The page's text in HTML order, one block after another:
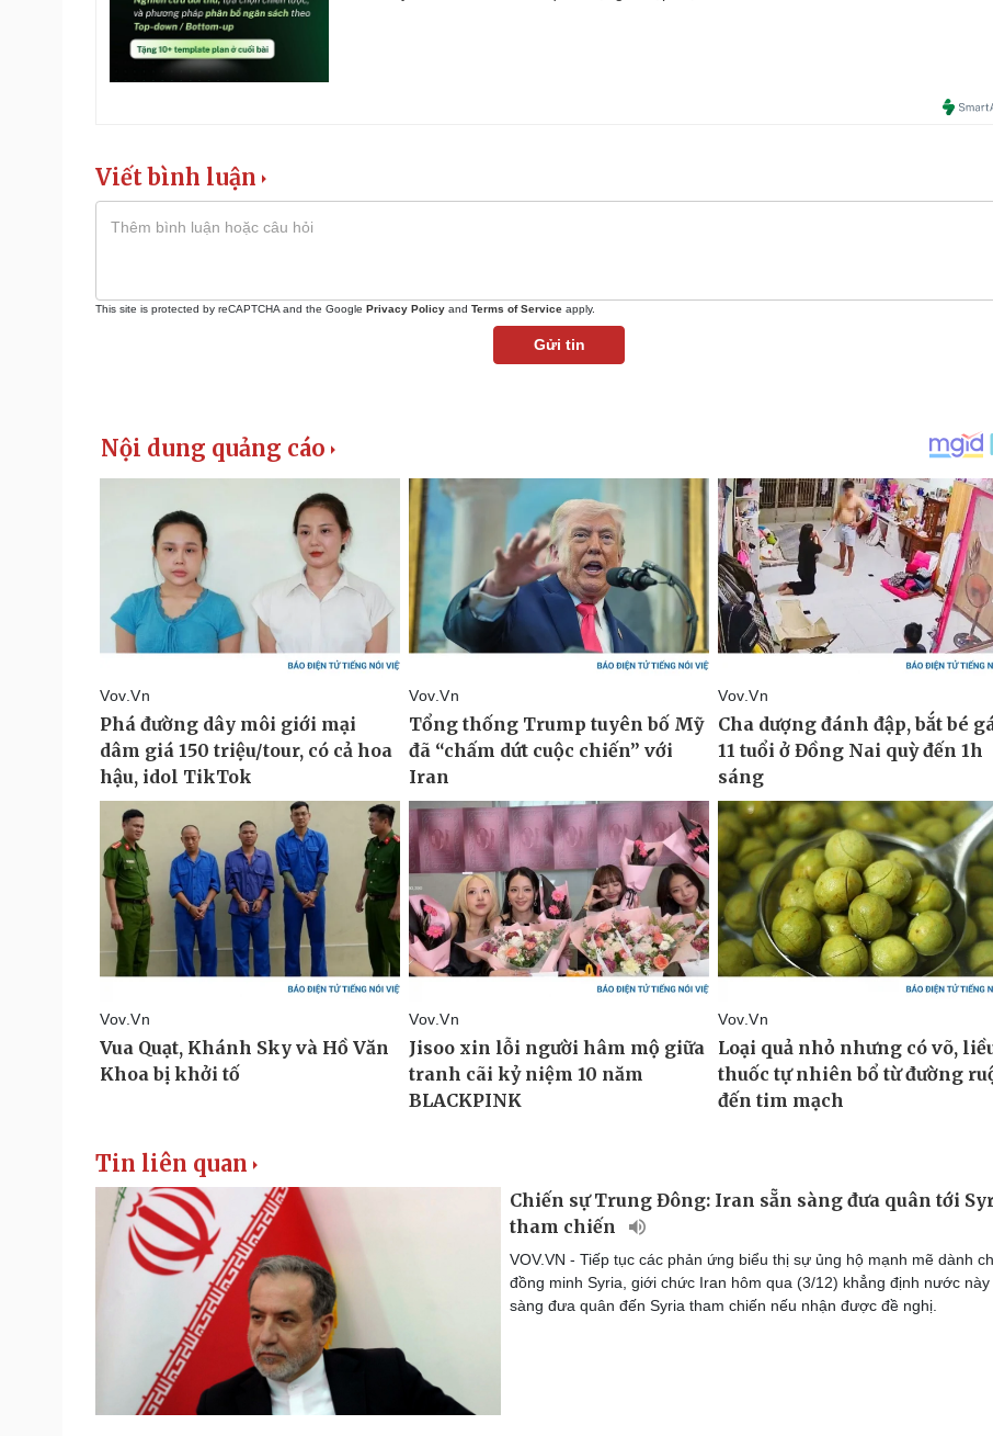
Viết bình luận
This site is protected by reCAPTCHA and the Google Privacy Policy and Terms of Service apply.
Gửi tin
Tin liên quan
Chiến sự Trung Đông: Iran sẵn sàng đưa quân tới
tham chiến
VOV.VN - Tiếp tục các phản ứng biểu thị sự ủng hộ mạnh mẽ dành
đồng minh Syria, giới chức Iran hôm qua (3/12) khẳng định nước này
sàng đưa quân đến Syria tham chiến nếu nhận được đề nghị.